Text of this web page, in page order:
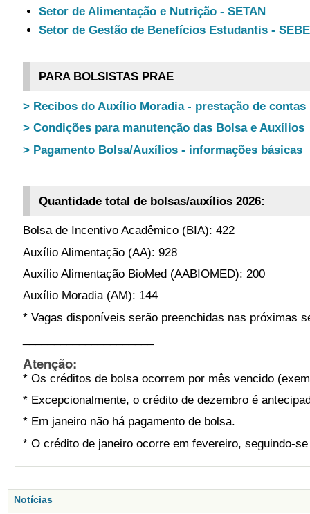
Setor de Alimentação e Nutrição - SETAN
Setor de Gestão de Benefícios Estudantis -
PARA BOLSISTAS PRAE
> Recibos do Auxílio Moradia - prestação de contas
> Condições para manutenção das Bolsa e Auxílios
> Pagamento Bolsa/Auxílios - informações básicas
Quantidade total de bolsas/auxílios 2026:
Bolsa de Incentivo Acadêmico (BIA): 422
Auxílio Alimentação (AA): 928
Auxílio Alimentação BioMed (AABIOMED): 200
Auxílio Moradia (AM): 144
* Vagas disponíveis serão preenchidas nas próximas
Atenção:
* Os créditos de bolsa ocorrem por mês vencido
* Excepcionalmente, o crédito de dezembro é
* Em janeiro não há pagamento de bolsa.
* O crédito de janeiro ocorre em fevereiro, seguindo-
Notícias